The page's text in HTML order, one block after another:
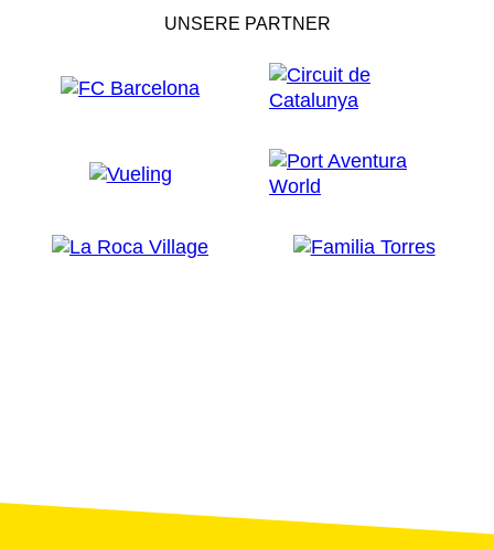
UNSERE PARTNER